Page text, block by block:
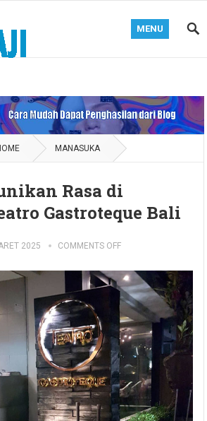
MENU
MANASUKA
Rasa di
Gastroteque Bali
2025 COMMENTS OFF